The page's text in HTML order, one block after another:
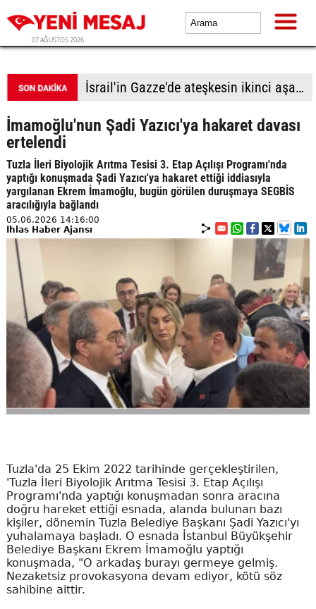
07 AĞUSTOS 2026
İsrail'in Gazze'de ateşkesin ikinci aşamasının uygulanmasına ilişkin yeni yol haritasını reddettiği bildirildi
İmamoğlu'nun Şadi Yazıcı'ya hakaret davası
ertelendi
Tuzla İleri Biyolojik Arıtma Tesisi 3. Etap Açılışı Programı'nda
yaptığı konuşmada Şadi Yazıcı'ya hakaret ettiği iddiasıyla
yargılanan Ekrem İmamoğlu, bugün görülen duruşmaya SEGBİS
aracılığıyla bağlandı
05.06.2026 14:16:00
İhlas Haber Ajansı
Tuzla'da 25 Ekim 2022 tarihinde gerçekleştirilen,
'Tuzla İleri Biyolojik Arıtma Tesisi 3. Etap Açılışı
Programı'nda yaptığı konuşmadan sonra aracına
doğru hareket ettiği esnada, alanda bulunan bazı
kişiler, dönemin Tuzla Belediye Başkanı Şadi Yazıcı'yı
yuhalamaya başladı. O esnada İstanbul Büyükşehir
Belediye Başkanı Ekrem İmamoğlu yaptığı
konuşmada, "O arkadaş burayı germeye gelmiş.
Nezaketsiz provokasyona devam ediyor, kötü söz
sahibine aittir.